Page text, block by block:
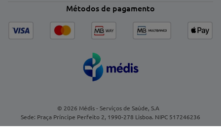
Métodos de pagamento
© 2026 Médis - Serviços de Saúde, S.A
Sede: Praça Príncipe Perfeito 2, 1990-278 Lisboa. NIPC 517246236